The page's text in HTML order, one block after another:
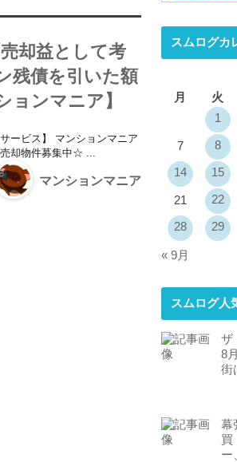
却益として考
残債を引いた額
ョンマニア】
ービス】 マンションマニア
却物件募集中☆ ...
マンションマニア
スムログカ
月
火
1
7 8
14 15
21 22
28 29
« 9月
スムログ人
ザ
8
街
幕
買
ー